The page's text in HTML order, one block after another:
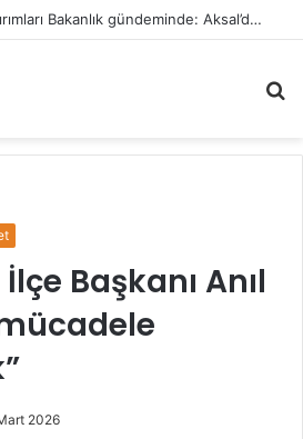
Edirne’nin sağlık yatırımları Bakanlık gündeminde: Aksal’dan Keşan için iki önemli talep
...
Başkanı Anıl
2026